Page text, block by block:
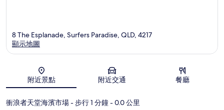
地圖
8 The Esplanade, Surfers Paradise, QLD, 4217
顯示地圖
附近景點 附近交通 餐廳
衝浪者天堂海濱市場- 步行 1 分鐘- 0.0 公里